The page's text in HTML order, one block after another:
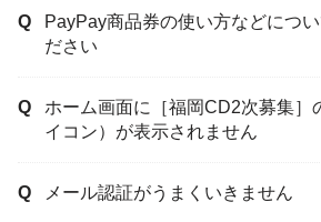
PayPay商品券の使い方などにつ
ださい
ホーム画面に［福岡CD2次募集］
イコン）が表示されません
メール認証がうまくいきません